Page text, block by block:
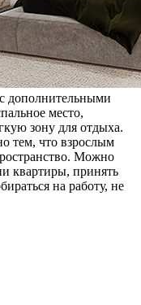
дополнительными
место,
зону для отдыха.
тем, что взрослым
Можно
квартиры, принять
на работу, не